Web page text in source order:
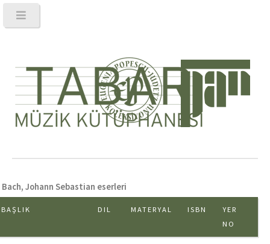
Bach, Johann Sebastian eserleri
BAŞLIK DIL MATERYAL ISBN
YER
NO